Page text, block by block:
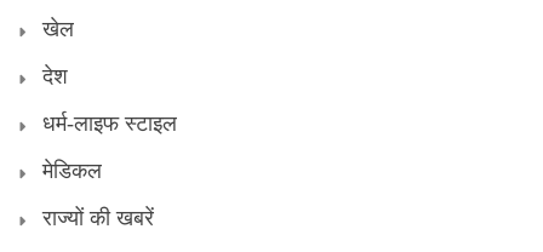
खेल
देश
धर्म-लाइफ स्टाइल
मेडिकल
राज्यों की खबरें